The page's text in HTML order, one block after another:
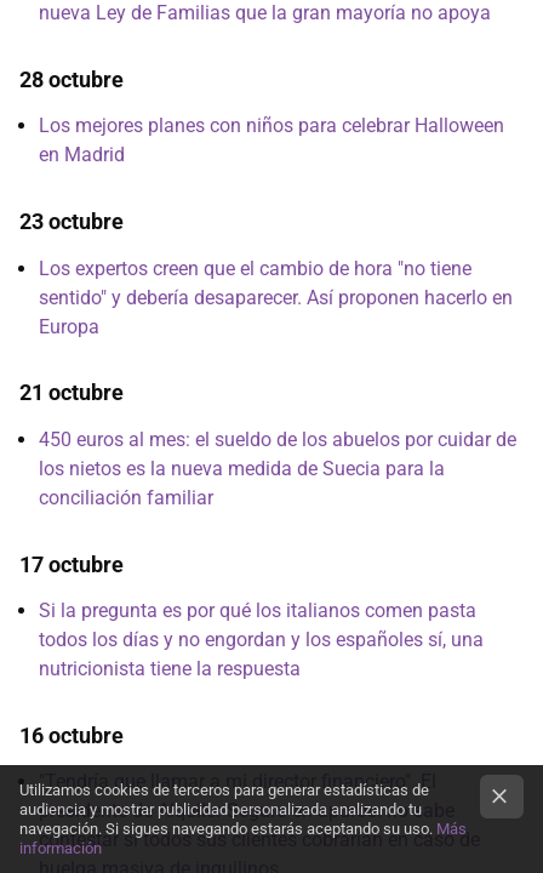
nueva Ley de Familias que la gran mayoría no apoya
28 octubre
Los mejores planes con niños para celebrar Halloween
en Madrid
23 octubre
Los expertos creen que el cambio de hora "no tiene
sentido" y debería desaparecer. Así proponen hacerlo en
Europa
21 octubre
450 euros al mes: el sueldo de los abuelos por cuidar de
los nietos es la nueva medida de Suecia para la
conciliación familiar
17 octubre
Si la pregunta es por qué los italianos comen pasta
todos los días y no engordan y los españoles sí, una
nutricionista tiene la respuesta
16 octubre
"Tendría que llamar a mi director financiero". El
presidente de Alquiler Seguro en apuros: no sabe
contestar si todos sus clientes cobrarían en caso de
Utilizamos cookies de terceros para generar estadísticas de
audiencia y mostrar publicidad personalizada analizando tu
navegación. Si sigues navegando estarás aceptando su uso. Más
información